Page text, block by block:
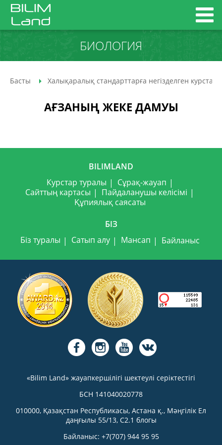
БИОЛОГИЯ
Басты Халықаралық стандарттарға негізделген курстар
АҒЗАНЫҢ ЖЕКЕ ДАМУЫ
BILIMLAND
Курстар туралы
Сұрақ-жауап
Сайттың картасы
Пайдаланушы келісімі
Құпиялық саясаты
БІЗ
Біз туралы
Сатып алу Мансап Байланыс
«Bilim Land» жауапкершілігі шектеулі серіктестігі
БСН 141040020778
010000, Қазақстан Республикасы, Астана қ., Мәңгілік Ел
даңғылы 55/13, С2.1 блогы
Байланыс: +7(707) 944 95 95